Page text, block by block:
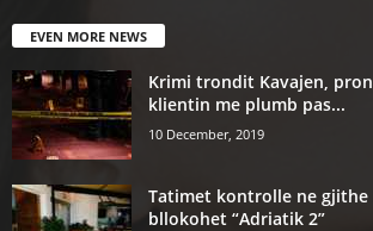
EVEN MORE NEWS
Krimi trondit Kavajen,
klientin me plumb pas...
10 December, 2019
Tatimet kontrolle ne gjithe
bllokohet “Adriatik 2”